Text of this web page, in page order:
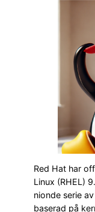
Red Hat har
Linux (RHEL)
nionde serie
baserad på